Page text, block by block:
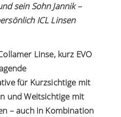
sein Sohn Jannik –
ICL Linsen
Linse, kurz EVO
für Kurzsichtige mit
und Weitsichtige mit
– auch in Kombination